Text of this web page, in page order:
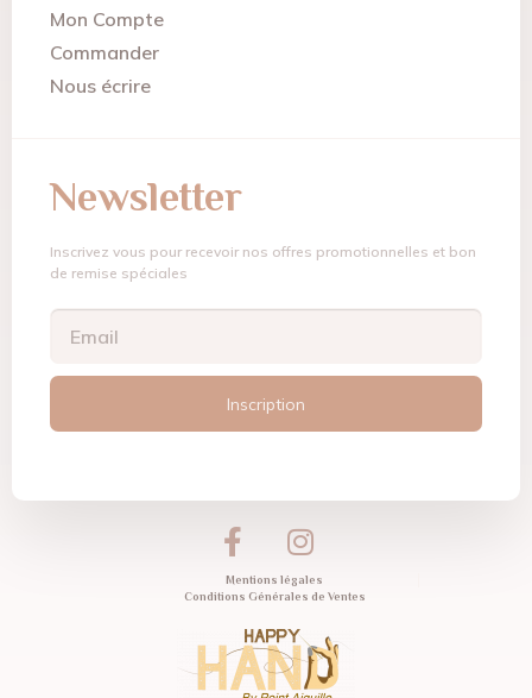
Mon Compte
Commander
Nous écrire
Newsletter
Inscrivez vous pour recevoir nos offres promotionnelles et bon
de remise spéciales
Inscription
Mentions légales
Conditions Générales de Ventes